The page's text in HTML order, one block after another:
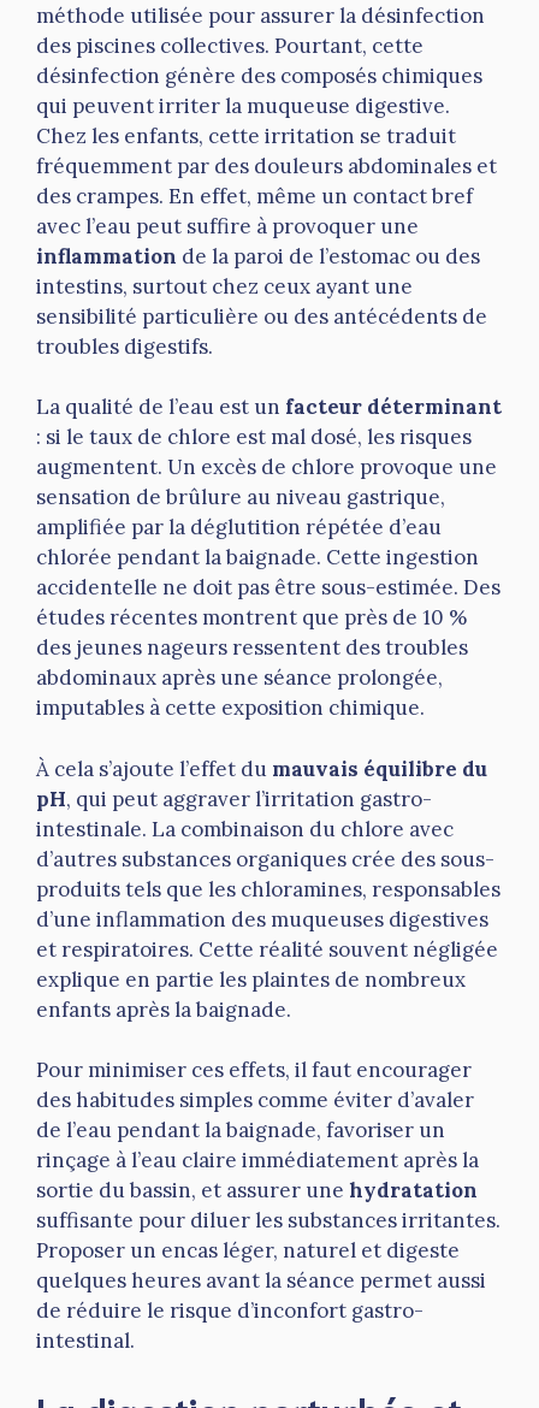
méthode utilisée pour assurer la désinfection
des piscines collectives. Pourtant, cette
désinfection génère des composés chimiques
qui peuvent irriter la muqueuse digestive.
Chez les enfants, cette irritation se traduit
fréquemment par des douleurs abdominales et
des crampes. En effet, même un contact bref
avec l’eau peut suffire à provoquer une
inflammation de la paroi de l’estomac ou des
intestins, surtout chez ceux ayant une
sensibilité particulière ou des antécédents de
troubles digestifs.
La qualité de l’eau est un facteur déterminant
: si le taux de chlore est mal dosé, les risques
augmentent. Un excès de chlore provoque une
sensation de brûlure au niveau gastrique,
amplifiée par la déglutition répétée d’eau
chlorée pendant la baignade. Cette ingestion
accidentelle ne doit pas être sous-estimée. Des
études récentes montrent que près de 10 %
des jeunes nageurs ressentent des troubles
abdominaux après une séance prolongée,
imputables à cette exposition chimique.
À cela s’ajoute l’effet du mauvais équilibre du
pH, qui peut aggraver l’irritation gastro-
intestinale. La combinaison du chlore avec
d’autres substances organiques crée des sous-
produits tels que les chloramines, responsables
d’une inflammation des muqueuses digestives
et respiratoires. Cette réalité souvent négligée
explique en partie les plaintes de nombreux
enfants après la baignade.
Pour minimiser ces effets, il faut encourager
des habitudes simples comme éviter d’avaler
de l’eau pendant la baignade, favoriser un
rinçage à l’eau claire immédiatement après la
sortie du bassin, et assurer une hydratation
suffisante pour diluer les substances irritantes.
Proposer un encas léger, naturel et digeste
quelques heures avant la séance permet aussi
de réduire le risque d’inconfort gastro-
intestinal.